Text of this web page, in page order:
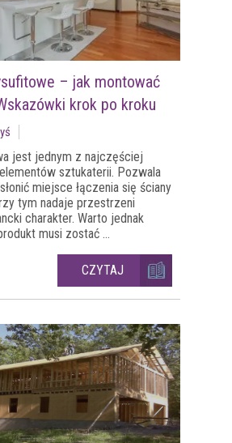
– jak montować
krok po kroku
jest jednym z najczęściej
sztukaterii. Pozwala
miejsce łączenia się ściany
tym nadaje przestrzeni
charakter. Warto jednak
musi zostać ...
CZYTAJ